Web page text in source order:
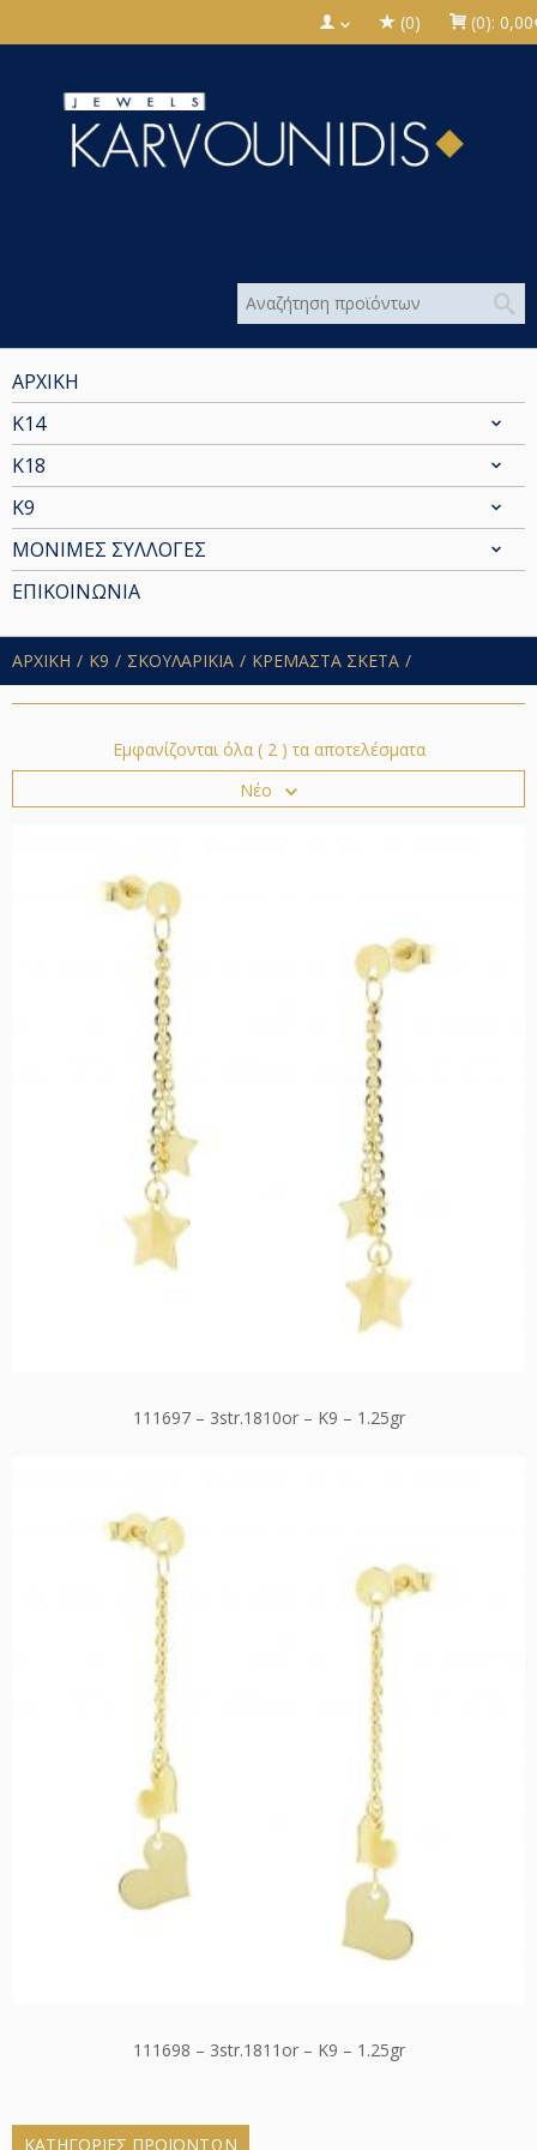
(0) (0): 0,00
ΑΡΧΙΚΗ
Κ14
Κ18
Κ9
ΜΟΝΙΜΕΣ ΣΥΛΛΟΓΕΣ
ΕΠΙΚΟΙΝΩΝΙΑ
ΑΡΧΙΚΗ Κ9 ΣΚΟΥΛΑΡΙΚΙΑ ΚΡΕΜΑΣΤΑ ΣΚΕΤΑ
Εμφανίζονται όλα ( 2 ) τα αποτελέσματα
Νέο
111697 – 3str.1810or – K9 – 1.25gr
111698 – 3str.1811or – K9 – 1.25gr
ΚΑΤΗΓΟΡΊΕΣ ΠΡΟΪΌΝΤΩΝ